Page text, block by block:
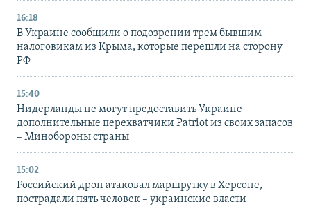
16:18
В Украине сообщили о подозрении трем бывшим
налоговикам из Крыма, которые перешли на сторону
РФ
15:40
Нидерланды не могут предоставить Украине
дополнительные перехватчики Patriot из своих запасов
– Минобороны страны
15:02
Российский дрон атаковал маршрутку в Херсоне,
пострадали пять человек – украинские власти